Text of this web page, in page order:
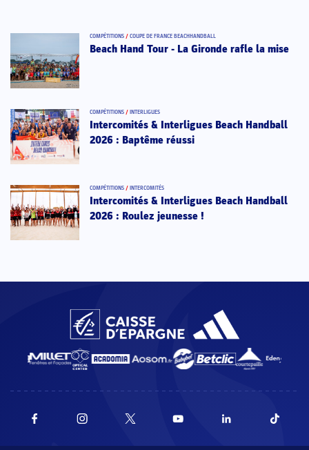
COMPÉTITIONS / COUPE DE FRANCE BEACHHANDBALL
Beach Hand Tour - La Gironde rafle la mise
COMPÉTITIONS / INTERLIGUES
Intercomités & Interligues Beach Handball
2026 : Baptême réussi
COMPÉTITIONS / INTERCOMITÉS
Intercomités & Interligues Beach Handball
2026 : Roulez jeunesse !